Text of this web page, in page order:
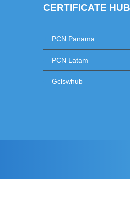
CERTIFICATE HUB
PCN Panama
PCN Latam
Gclswhub